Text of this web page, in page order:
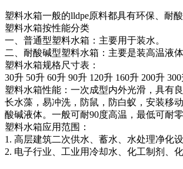
塑料水箱一般的lldpe原料都具有环保、耐
塑料水箱按性能分类
一、普通型塑料水箱：主要用于装水。
二、耐酸碱型塑料水箱：主要是装高温液
塑料水箱规格尺寸表：
30升 50升 60升 90升 120升 160升 200升
塑料水箱性能：一次成型内外光滑，具有
长水藻，易冲洗，防鼠，防白蚁，安装移
酸碱液体。一般可耐90度高温，最低可耐
塑料水箱应用范围：
1. 高层建筑二次供水、蓄水、水处理净化
2. 电子行业、工业用冷却水、化工制剂、